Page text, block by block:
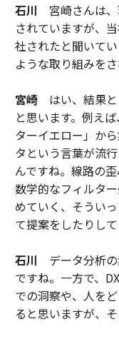
石川 宮崎さんは、
されていますが、
社されたと聞いて
ような取り組みを
宮崎はい、結果と
と思います。例え
ターイエロー」か
タという言葉が流
んですね。線路の
数学的なフィルタ
めていく、そうい
て提案をしたりして
石川 データ分析
ですね。一方で、
での洞察や、人を
ると思いますが、